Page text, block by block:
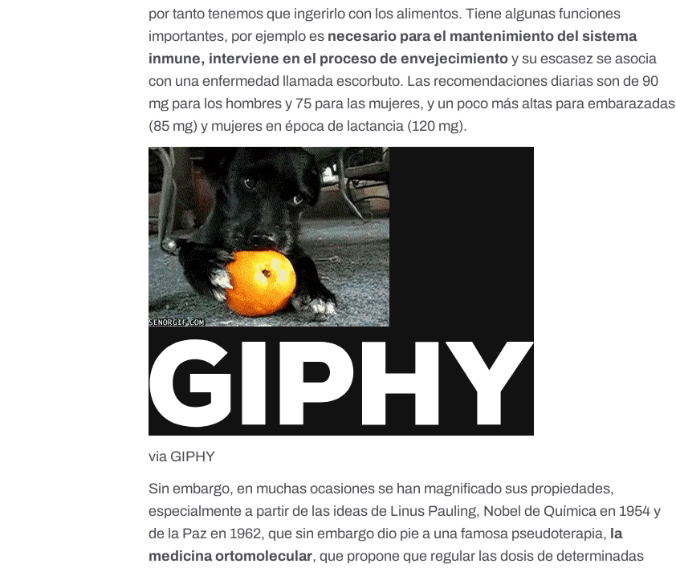
por tanto tenemos que ingerirlo con los alimentos. Tiene algunas funciones
importantes, por ejemplo es necesario para el mantenimiento del sistema
inmune, interviene en el proceso de envejecimiento y su escasez se asocia
con una enfermedad llamada escorbuto. Las recomendaciones diarias son de 90
mg para los hombres y 75 para las mujeres, y un poco más altas para embarazadas
(85 mg) y mujeres en época de lactancia (120 mg).
via GIPHY
Sin embargo, en muchas ocasiones se han magnificado sus propiedades,
especialmente a partir de las ideas de Linus Pauling, Nobel de Química en 1954 y
de la Paz en 1962, que sin embargo dio pie a una famosa pseudoterapia, la
medicina ortomolecular, que propone que regular las dosis de determinadas